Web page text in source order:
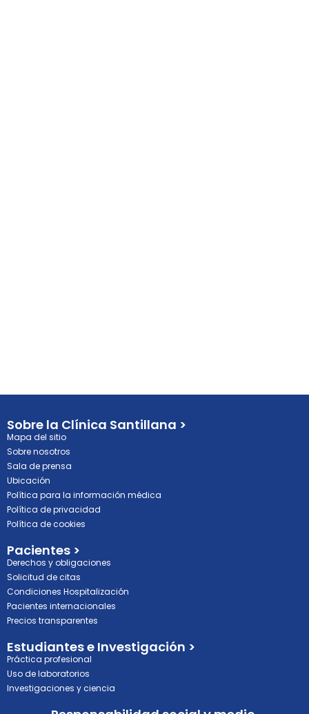
Sobre la Clínica Santillana >
Mapa del sitio
Sobre nosotros
Sala de prensa
Ubicación
Política para la información médica
Política de privacidad
Política de cookies
Pacientes >
Derechos y obligaciones
Solicitud de citas
Condiciones Hospitalización
Pacientes internacionales
Precios transparentes
Estudiantes e Investigación >
Práctica profesional
Uso de laboratorios
Investigaciones y ciencia